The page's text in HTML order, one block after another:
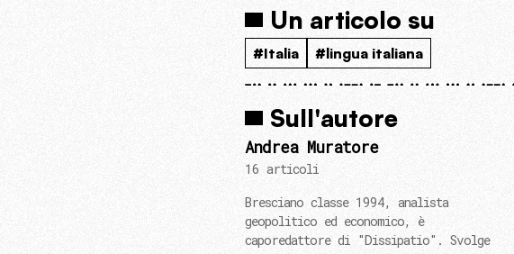
Un articolo su
#Italia #lingua italiana
Sull'autore
Andrea Muratore
16 articoli
Bresciano classe 1994, analista
geopolitico ed economico, è
caporedattore di "Dissipatio". Svolge